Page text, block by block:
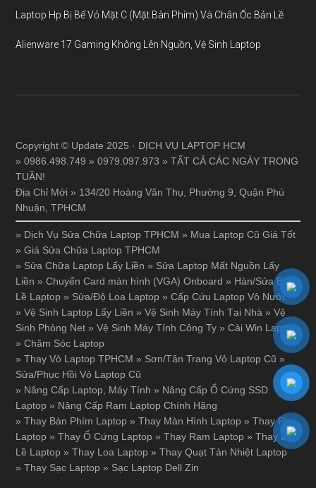
Laptop Hp Bị Bể Vỏ Mặt C (Mặt Bàn Phím) Và Chân Ốc Bản Lề
Alienware 17 Gaming Không Lên Nguồn, Vệ Sinh Laptop
Copyright © Update 2025 · DỊCH VỤ LAPTOP HCM
» 0986.498.749 » 0979.097.973 » TẤT CẢ CÁC NGÀY TRONG
TUẦN!
Địa Chỉ Mới » 134/20 Hoàng Văn Thụ, Phường 9, Quận Phú
Nhuận, TPHCM
» Dịch Vụ Sửa Chữa Laptop TPHCM » Mua Laptop Cũ Giá Tốt
»Giá Sửa Chữa Laptop TPHCM
» Sửa Chữa Laptop Lấy Liền » Sửa Laptop Mất Nguồn Lấy
Liền »Chuyển Card màn hình (VGA) Onboard » Hàn/Sửa Bản
Lề Laptop » Sửa/Độ Loa Laptop »Cấp Cứu Laptop Vô Nước
»Vệ Sinh Laptop Lấy Liền »Vệ Sinh Máy Tính Tại Nhà »Vệ
Sinh Phòng Net »Vệ Sinh Máy Tính Công Ty »Cài Win Laptop
»Chăm Sóc Laptop
»Thay Vỏ Laptop TPHCM » Sơn/Tân Trang Vỏ Laptop Cũ »
Sửa/Phục Hồi Vỏ Laptop Cũ
» Nâng Cấp Laptop, Máy Tính » Nâng Cấp Ổ Cứng SSD
Laptop » Nâng Cấp Ram Laptop Chính Hãng
»Thay Bàn Phím Laptop »Thay Màn Hình Laptop »Thay Pin
Laptop »Thay Ổ Cứng Laptop »Thay Ram Laptop »Thay Bản
Lề Laptop »Thay Loa Laptop »Thay Quạt Tản Nhiệt Laptop
»Thay Sạc Laptop » Sạc Laptop Dell Zin